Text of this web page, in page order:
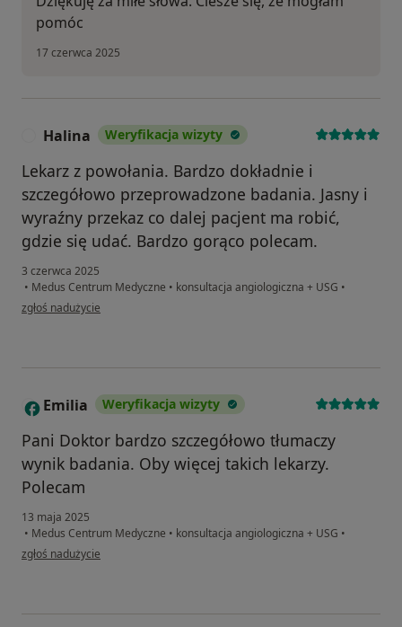
pomóc
17 czerwca 2025
Halina Weryfikacja wizyty
Lekarz z powołania. Bardzo dokładnie i
szczegółowo przeprowadzone badania. Jasny i
wyraźny przekaz co dalej pacjent ma robić,
gdzie się udać. Bardzo gorąco polecam.
3 czerwca 2025
• Medus Centrum Medyczne • konsultacja angiologiczna + USG •
w opinii użytkownika Halina
zgłoś nadużycie
E Emilia Weryfikacja wizyty
Pani Doktor bardzo szczegółowo tłumaczy
wynik badania. Oby więcej takich lekarzy.
Polecam
13 maja 2025
• Medus Centrum Medyczne • konsultacja angiologiczna + USG •
w opinii użytkownika Emilia
zgłoś nadużycie